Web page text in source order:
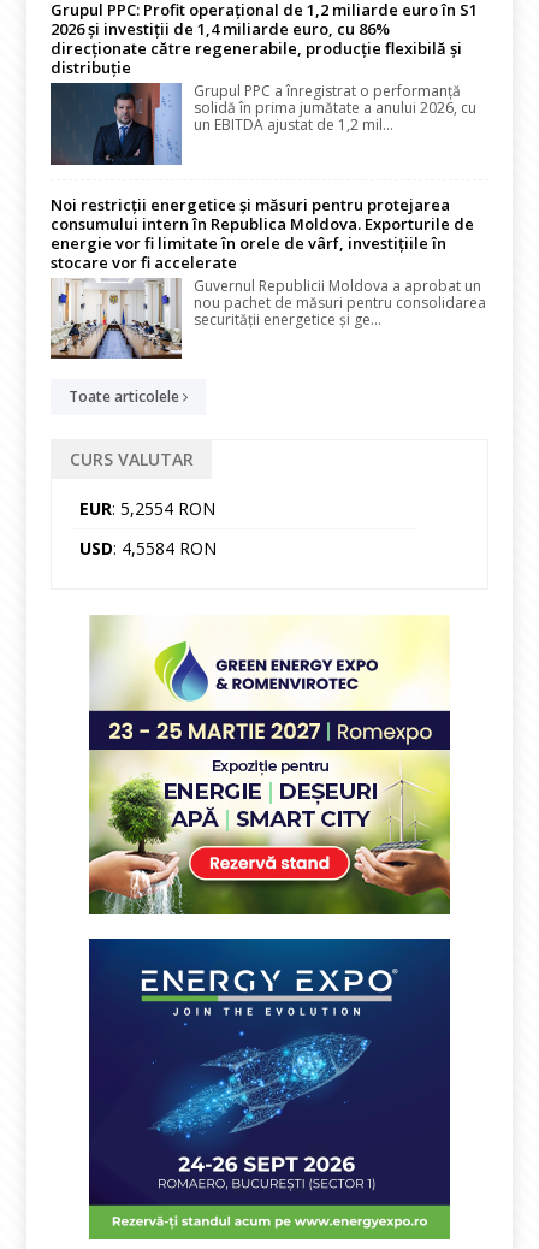
Grupul PPC: Profit operațional de 1,2 miliarde euro în S1
2026 și investiții de 1,4 miliarde euro, cu 86%
direcționate către regenerabile, producție flexibilă și
distribuție
Grupul PPC a înregistrat o performanță
solidă în prima jumătate a anului 2026, cu
un EBITDA ajustat de 1,2 mil...
Noi restricții energetice și măsuri pentru protejarea
consumului intern în Republica Moldova. Exporturile de
energie vor fi limitate în orele de vârf, investițiile în
stocare vor fi accelerate
Guvernul Republicii Moldova a aprobat un
nou pachet de măsuri pentru consolidarea
securității energetice și ge...
Toate articolele
CURS VALUTAR
EUR: 5,2554 RON
USD: 4,5584 RON